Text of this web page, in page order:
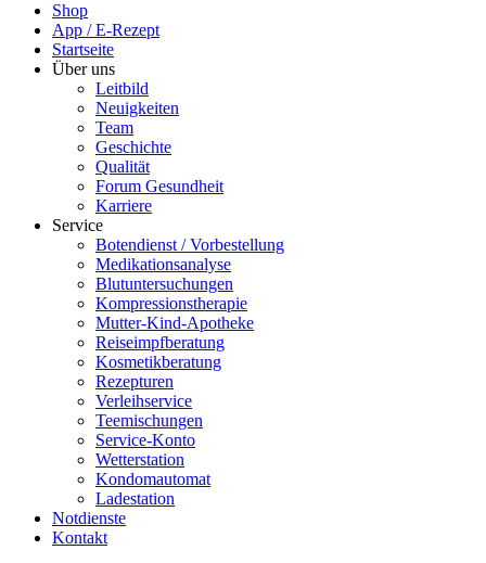
Shop
App / E-Rezept
Startseite
Über uns
Leitbild
Neuigkeiten
Team
Geschichte
Qualität
Forum Gesundheit
Karriere
Service
Botendienst / Vorbestellung
Medikationsanalyse
Blutuntersuchungen
Kompressionstherapie
Mutter-Kind-Apotheke
Reiseimpfberatung
Kosmetikberatung
Rezepturen
Verleihservice
Teemischungen
Service-Konto
Wetterstation
Kondomautomat
Ladestation
Notdienste
Kontakt